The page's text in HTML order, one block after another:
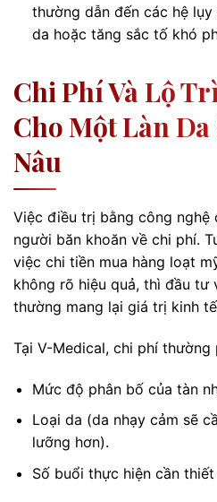
thường dẫn đến các hệ
da hoặc tăng sắc tố khó
Chi Phí Và Lộ
Cho Một Làn
Nâu
Việc điều trị bằng công nghệ
người băn khoăn về chi phí.
việc chi tiền mua hàng loạt
không rõ hiệu quả, thì đầu tư
thường mang lại giá trị kinh
Tại V-Medical, chi phí thường
Mức độ phân bố của tàn
Loại da (da nhạy cảm sẽ
lưỡng hơn).
Số buổi thực hiện cần